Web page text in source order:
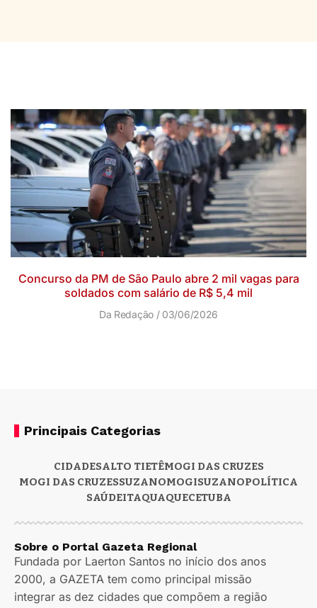
Concurso da PM de São Paulo abre 2 mil vagas para
soldados com salário de R$ 5,4 mil
Da Redação 03/06/2026
Principais Categorias
CIDADESALTO TIETÊMOGI DAS CRUZES
MOGI DAS CRUZESSUZANOMOGISUZANOPOLÍTICA
SAÚDEITAQUAQUECETUBA
Sobre o Portal Gazeta Regional
Fundada por Laerton Santos no início dos anos
2000, a GAZETA tem como principal missão
integrar as dez cidades que compõem a região